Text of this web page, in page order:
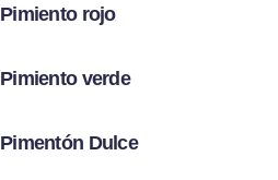
Pimiento rojo
Pimiento verde
Pimentón Dulce